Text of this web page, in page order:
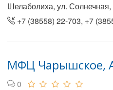
Шелаболиха, ул. Солнечная,
+7 (38558) 22-703, +7
МФЦ Чарышское,
0